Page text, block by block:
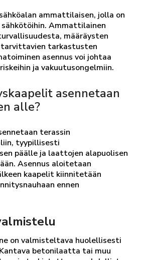
ammattilaisen, jolla on
Ammattilainen
määräysten
tarkastusten
asennus voi johtaa
ja vakuutusongelmiin.
asennetaan
alle?
terassin
tyypillisesti
päälle ja laattojen alapuolisen
Asennus aloitetaan
kaapelit kiinnitetään
ennen
on valmisteltava huolellisesti
betonilaatta tai muu